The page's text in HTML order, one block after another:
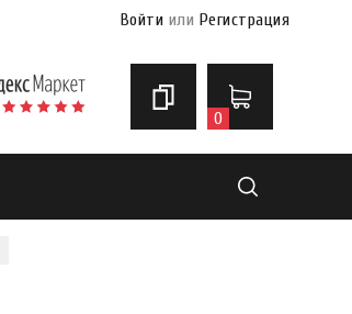
Войти или Регистрация
0